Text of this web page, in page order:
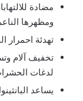
مضادة
ومظهرها
تهدئة احمرار
تخفيف آلام
لدغات
يساعد